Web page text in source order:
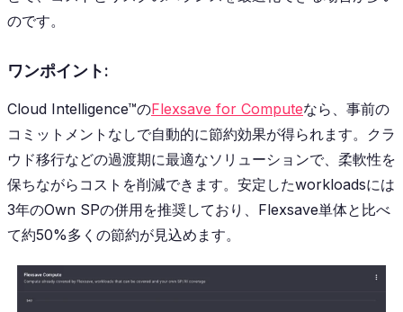
のです。
ワンポイント:
Cloud Intelligence™のFlexsave for Computeなら、事前の
コミットメントなしで自動的に節約効果が得られます。クラ
ウド移行などの過渡期に最適なソリューションで、柔軟性を
保ちながらコストを削減できます。安定したworkloadsには
3年のOwn SPの併用を推奨しており、Flexsave単体と比べ
て約50%多くの節約が見込めます。